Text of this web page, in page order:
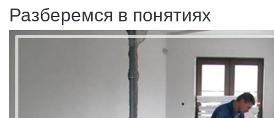
Разберемся в понятиях